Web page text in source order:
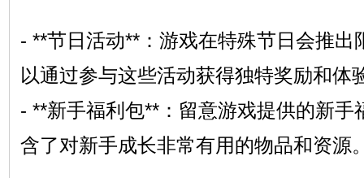
- **节日活动**：游戏在特殊节日会推出
以通过参与这些活动获得独特奖励和体
- **新手福利包**：留意游戏提供的新手
含了对新手成长非常有用的物品和资源